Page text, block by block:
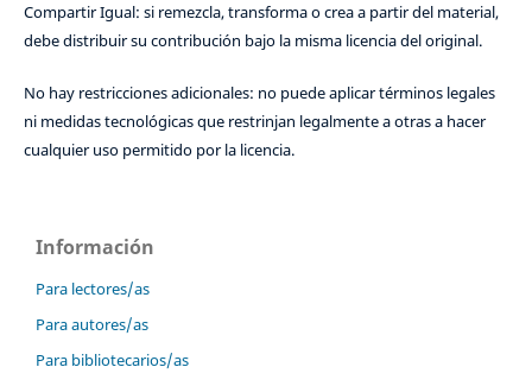
Compartir Igual: si remezcla, transforma o crea a partir del material,
debe distribuir su contribución bajo la misma licencia del original.
No hay restricciones adicionales: no puede aplicar términos legales
ni medidas tecnológicas que restrinjan legalmente a otras a hacer
cualquier uso permitido por la licencia.
Información
Para lectores/as
Para autores/as
Para bibliotecarios/as